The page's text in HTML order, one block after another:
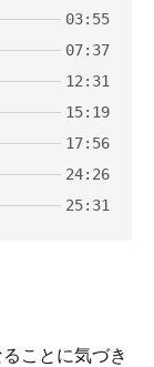
03:55
07:37
12:31
15:19
17:56
24:26
25:31
ことに気づき